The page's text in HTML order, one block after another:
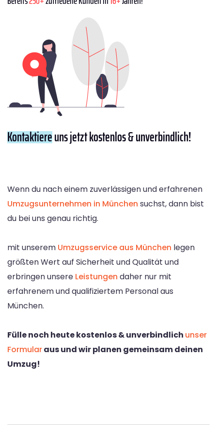
Kontaktiereuns jetzt kostenlos & unverbindlich!
Wenn du nach einem zuverlässigen und erfahrenen
Umzugsunternehmen in München suchst, dann bist
du bei uns genau richtig.
mit unserem Umzugsservice aus München legen
größten Wert auf Sicherheit und Qualität und
erbringen unsere Leistungen daher nur mit
erfahrenem und qualifiziertem Personal aus
München.
Fülle noch heute kostenlos & unverbindlich unser
Formularaus und wir planen gemeinsam deinen
Umzug!